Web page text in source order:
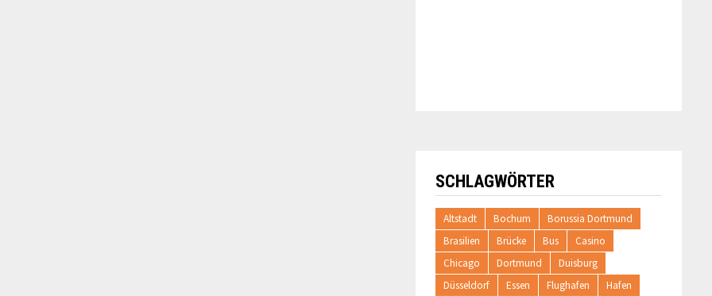
SCHLAGWÖRTER
Altstadt Bochum
Borussia Dortmund
Brasilien
Brücke Bus
Casino
Chicago
Dortmund
Duisburg
Düsseldorf
Essen Flughafen
Hafen